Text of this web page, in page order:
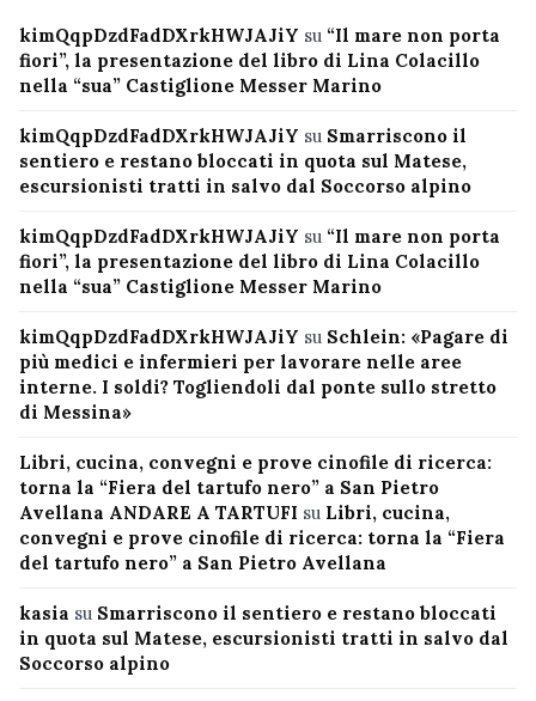
kimQqpDzdFadDXrkHWJAJiY su “Il mare non porta
fiori”, la presentazione del libro di Lina Colacillo
nella “sua” Castiglione Messer Marino
kimQqpDzdFadDXrkHWJAJiY su Smarriscono il
sentiero e restano bloccati in quota sul Matese,
escursionisti tratti in salvo dal Soccorso alpino
kimQqpDzdFadDXrkHWJAJiY su “Il mare non porta
fiori”, la presentazione del libro di Lina Colacillo
nella “sua” Castiglione Messer Marino
kimQqpDzdFadDXrkHWJAJiY su Schlein: «Pagare di
più medici e infermieri per lavorare nelle aree
interne. I soldi? Togliendoli dal ponte sullo stretto
di Messina»
Libri, cucina, convegni e prove cinofile di ricerca:
torna la “Fiera del tartufo nero” a San Pietro
Avellana ANDARE A TARTUFI su Libri, cucina,
convegni e prove cinofile di ricerca: torna la “Fiera
del tartufo nero” a San Pietro Avellana
kasia su Smarriscono il sentiero e restano bloccati
in quota sul Matese, escursionisti tratti in salvo dal
Soccorso alpino